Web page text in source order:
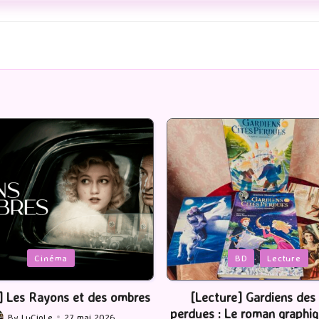
BD Lecture
Gardiens des cités
: Le roman graphique Tome
Posted
in
Serie Tv USA
[Série TV] The Madison :